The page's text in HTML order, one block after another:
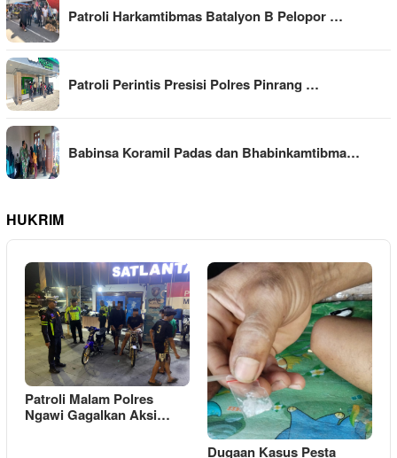
Patroli Harkamtibmas Batalyon B Pelopor …
Patroli Perintis Presisi Polres Pinrang …
Babinsa Koramil Padas dan Bhabinkamtibma…
HUKRIM
Patroli Malam Polres
Ngawi Gagalkan Aksi…
Dugaan Kasus Pesta